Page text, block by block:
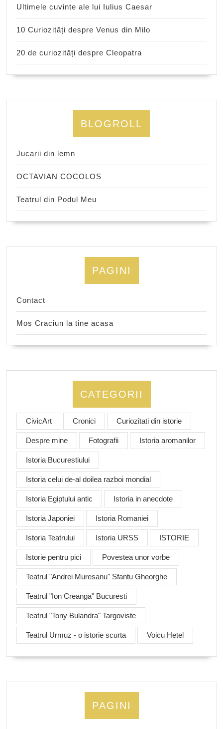
Ultimele cuvinte ale lui Iulius Caesar
10 Curiozități despre Venus din Milo
20 de curiozități despre Cleopatra
BLOGROLL
Jucarii din lemn
OCTAVIAN COCOLOS
Teatrul din Podul Meu
PAGINI
Contact
Mos Craciun la tine acasa
CATEGORII
CivicArt Cronici Curiozitati din istorie
Despre mine Fotografii Istoria aromanilor
Istoria Bucurestiului
Istoria celui de-al doilea razboi mondial
Istoria Egiptului antic Istoria in anecdote
Istoria Japoniei Istoria Romaniei
Istoria Teatrului Istoria URSS ISTORIE
Istorie pentru pici Povestea unor vorbe
Teatrul "Andrei Muresanu" Sfantu Gheorghe
Teatrul "Ion Creanga" Bucuresti
Teatrul "Tony Bulandra" Targoviste
Teatrul Urmuz - o istorie scurta Voicu Hetel
PAGINI